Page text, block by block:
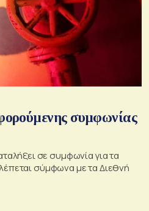
συμφωνίας
σε συμφωνία για τα